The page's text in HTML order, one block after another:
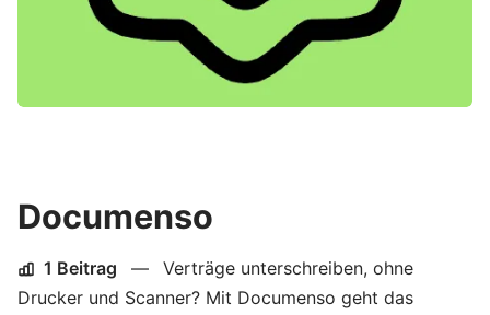
Documenso
1 Beitrag —
Verträge unterschreiben, ohne
Drucker und Scanner? Mit Documenso geht das